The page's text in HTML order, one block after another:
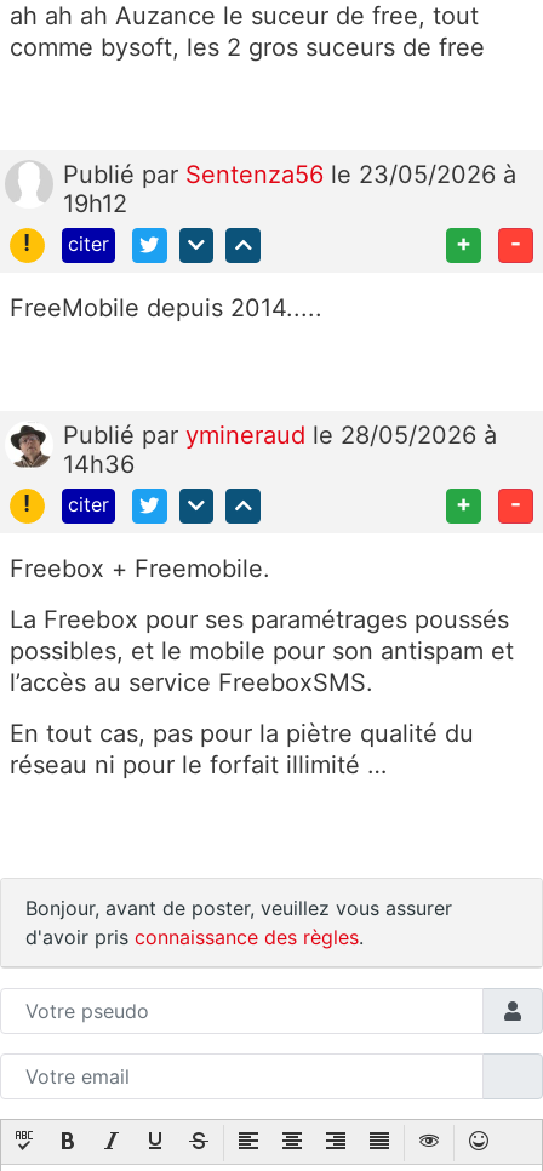
ah ah ah Auzance le suceur de free, tout
comme bysoft, les 2 gros suceurs de free
Publié par Sentenza56 le 23/05/2026 à
19h12
!
citer + -
FreeMobile depuis 2014.....
Publié par ymineraud le 28/05/2026 à
14h36
!
citer + -
Freebox + Freemobile.
La Freebox pour ses paramétrages poussés
possibles, et le mobile pour son antispam et
l’accès au service FreeboxSMS.
En tout cas, pas pour la piètre qualité du
réseau ni pour le forfait illimité …
Bonjour, avant de poster, veuillez vous assurer
d'avoir pris connaissance des règles.